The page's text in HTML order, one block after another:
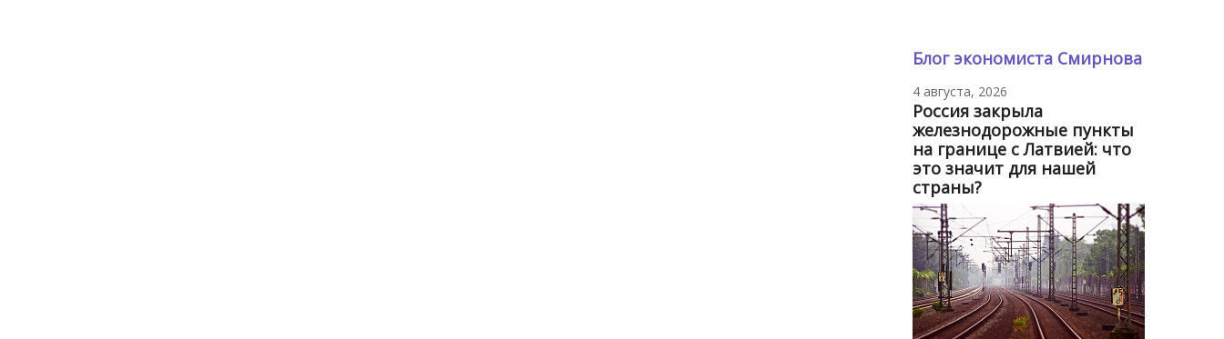
Блог экономиста Смирнова
4 августа, 2026
Россия закрыла
железнодорожные пункты
на границе с Латвией: что
это значит для нашей
страны?